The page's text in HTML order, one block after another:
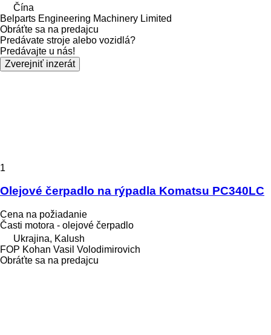
Čína
Belparts Engineering Machinery Limited
Obráťte sa na predajcu
Predávate stroje alebo vozidlá?
Predávajte u nás!
Zverejniť inzerát
1
Olejové čerpadlo na rýpadla Komatsu PC340LC
Cena na požiadanie
Časti motora - olejové čerpadlo
Ukrajina, Kalush
FOP Kohan Vasil Volodimirovich
Obráťte sa na predajcu